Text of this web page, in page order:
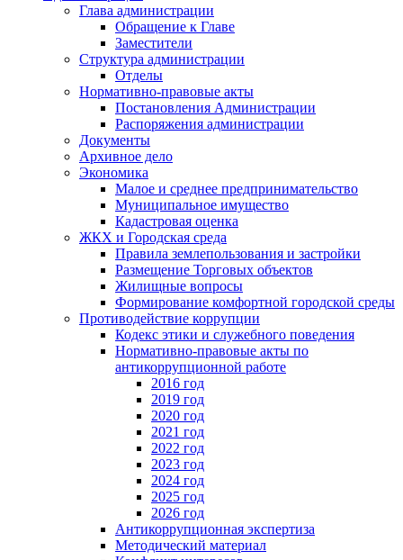
Глава администрации
Обращение к Главе
Заместители
Структура администрации
Отделы
Нормативно-правовые акты
Постановления Администрации
Распоряжения администрации
Документы
Архивное дело
Экономика
Малое и среднее предпринимательство
Муниципальное имущество
Кадастровая оценка
ЖКХ и Городская среда
Правила землепользования и застройки
Размещение Торговых объектов
Жилищные вопросы
Формирование комфортной городской среды
Противодействие коррупции
Кодекс этики и служебного поведения
Нормативно-правовые акты по
антикоррупционной работе
2016 год
2019 год
2020 год
2021 год
2022 год
2023 год
2024 год
2025 год
2026 год
Антикоррупционная экспертиза
Методический материал